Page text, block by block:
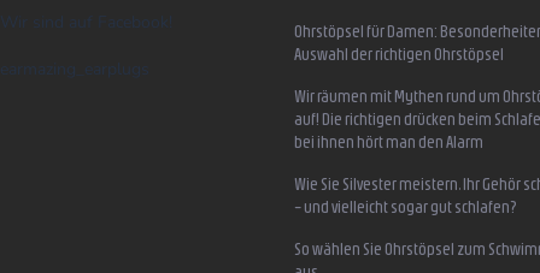
Wir sind auf Facebook!
earmazing_earplugs
Ohrstöpsel für Damen:
Auswahl der richtigen Ohrstöpsel
Wir räumen mit Mythen rund um
auf! Die richtigen drücken beim
bei ihnen hört man den Alarm
Wie Sie Silvester meistern, Ihr Gehör
– und vielleicht sogar gut schlafen?
So wählen Sie Ohrstöpsel zum